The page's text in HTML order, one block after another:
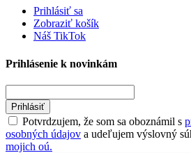
Prihlásiť sa
Zobraziť košík
Náš TikTok
Prihlásenie k novinkám
Prihlásiť
Potvrdzujem, že som sa oboznámil s
osobných údajov a udeľujem výslovný
mojich oú.